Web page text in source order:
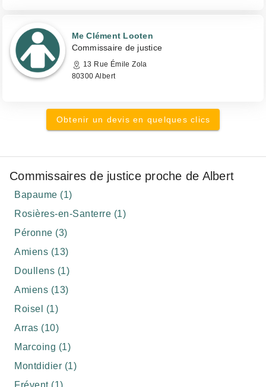
Me Clément Looten
Commissaire de justice
13 Rue Émile Zola
80300 Albert
Obtenir un devis en quelques clics
Commissaires de justice proche de Albert
Bapaume (1)
Rosières-en-Santerre (1)
Péronne (3)
Amiens (13)
Doullens (1)
Amiens (13)
Roisel (1)
Arras (10)
Marcoing (1)
Montdidier (1)
Frévent (1)